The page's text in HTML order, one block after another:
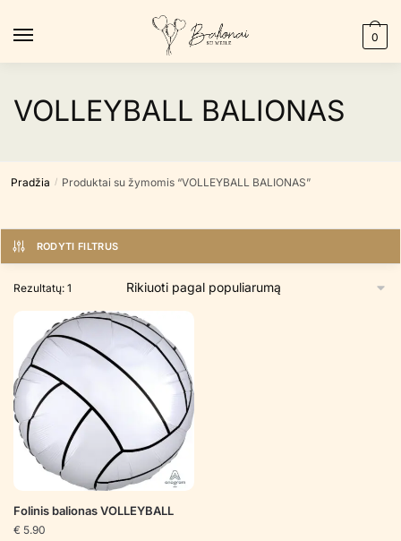
0
VOLLEYBALL BALIONAS
Pradžia / Produktai su žymomis “VOLLEYBALL BALIONAS”
RODYTI FILTRUS
Rezultatų: 1
Folinis balionas VOLLEYBALL
€ 5.90